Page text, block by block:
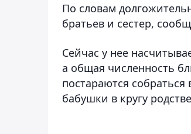
По словам
братьев и сестер,
Сейчас у нее
а общая численность
постараются
бабушки в кругу